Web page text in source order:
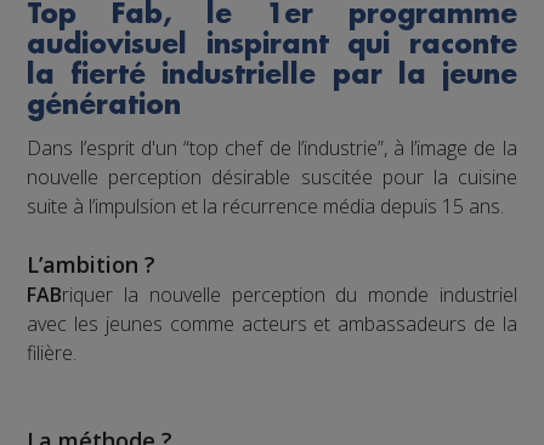
Top Fab, le 1er programme
audiovisuel inspirant qui raconte
la fierté industrielle par la jeune
génération
Dans l’esprit d'un “top chef de l’industrie”, à l’image de la
nouvelle perception désirable suscitée pour la cuisine
suite à l’impulsion et la récurrence média depuis 15 ans.
L’ambition ?
FABriquer la nouvelle perception du monde industriel
avec les jeunes comme acteurs et ambassadeurs de la
filière.